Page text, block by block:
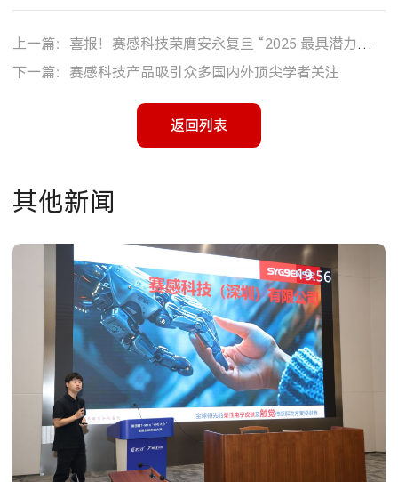
上一篇：喜报！赛感科技荣膺安永复旦 “2025 最具潜力企业奖”，电子皮肤技术引领感知革命
下一篇：赛感科技产品吸引众多国内外顶尖学者关注
返回列表
其他新闻